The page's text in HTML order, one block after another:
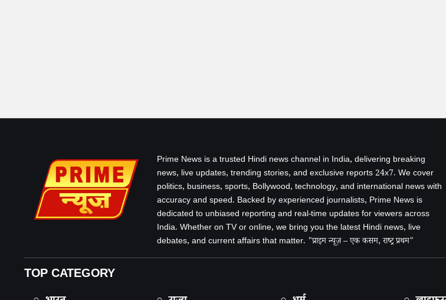
Prime News is a trusted Hindi news channel in India, delivering breaking
news, live updates, trending stories, and exclusive reports 24x7. We cover
politics, business, sports, Bollywood, technology, and international news with
accuracy and speed. Backed by experienced journalists, Prime News is
dedicated to unbiased reporting and real-time updates for viewers across
India. Whether on TV or online, we bring you the latest Hindi news, live
debates, and current affairs that matter. "प्राइम न्यूज़ – एक कसम, राष्ट्र प्रथम"
TOP CATEGORY